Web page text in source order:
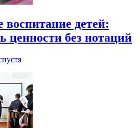
воспитание детей:
ценности без нотаций